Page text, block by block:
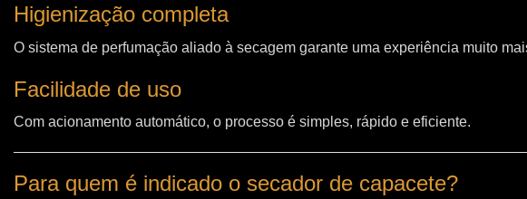
Higienização completa
O sistema de perfumação aliado à secagem garante uma experiência muito
Facilidade de uso
Com acionamento automático, o processo é simples, rápido e eficiente.
Para quem é indicado o secador de capacete?